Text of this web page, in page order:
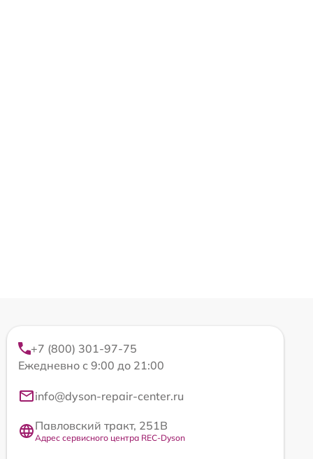
+7 (800) 301-97-75
Ежедневно с 9:00 до 21:00
info@dyson-repair-center.ru
Павловский тракт, 251В
Адрес сервисного центра REC-Dyson